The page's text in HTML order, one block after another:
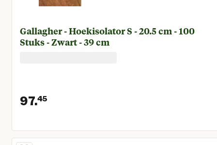
Gallagher - Hoekisolator S - 20.5 cm - 100
Stuks - Zwart - 39 cm
97.45
Huidige prijs € 97,45